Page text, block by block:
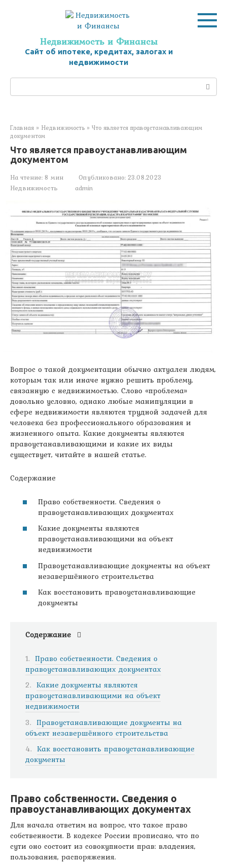
Недвижимость и Финансы
Сайт об ипотеке, кредитах, залогах и
недвижимости
Поиск:
Главная » Недвижимость » Что является правоустанавливающим
документом
Что является правоустанавливающим
документом
На чтение: 8 мин Опубликовано: 23.08.2023
Недвижимость
admin
Вопрос о такой документации обычно актуален людям,
которым так или иначе нужно решить проблему,
связанную с недвижимостью. Слово «проблема»
довольно условно, однако любые манипуляции в
сфере недвижимости являются трудной задачей для
человека без профессионального образования и
жизненного опыта. Какие документы являются
правоустанавливающими и какие их виды
существует, читайте в нашей статье.
Содержание
Право собственности. Сведения о
правоустанавливающих документах
Какие документы являются
правоустанавливающими на объект
недвижимости
Правоустанавливающие документы на объект
незавершённого строительства
Как восстановить правоустанавливающие
документы
Содержание
Право собственности. Сведения о
правоустанавливающих документах
Какие документы являются
правоустанавливающими на объект
недвижимости
Правоустанавливающие документы на
объект незавершённого строительства
Как восстановить правоустанавливающие
документы
Право собственности. Сведения о
правоустанавливающих документах
Для начала ответим на вопрос, что такое право
собственности. В кодексе России прописано, что по
сути оно состоит из совокупности прав: владения,
пользования, распоряжения.